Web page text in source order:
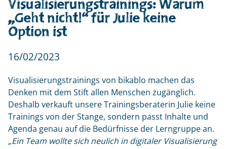
Visualisierungstrainings: Warum
„Geht nicht!“ für Julie keine
Option ist
16/02/2023
Visualisierungstrainings von bikablo machen das
Denken mit dem Stift allen Menschen zugänglich.
Deshalb verkauft unsere Trainingsberaterin Julie keine
Trainings von der Stange, sondern passt Inhalte und
Agenda genau auf die Bedürfnisse der Lerngruppe an.
„Ein Team wollte sich neulich in digitaler Visualisierung